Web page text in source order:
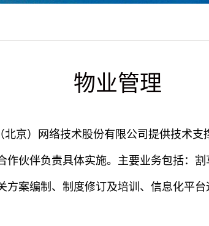
物业管理
京）网络技术股份有限公司提供技术
伙伴负责具体实施。主要业务包括：割
案编制、 制度修订及培训 、信息化平